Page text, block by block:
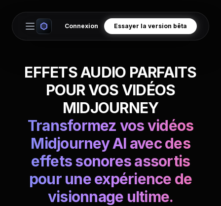
Open main menu
Connexion Essayer la version bêta
EFFETS AUDIO PARFAITS
POUR VOS VIDÉOS
MIDJOURNEY
Transformez vos vidéos
Midjourney AI avec des
effets sonores assortis
pour une expérience de
visionnage ultime.